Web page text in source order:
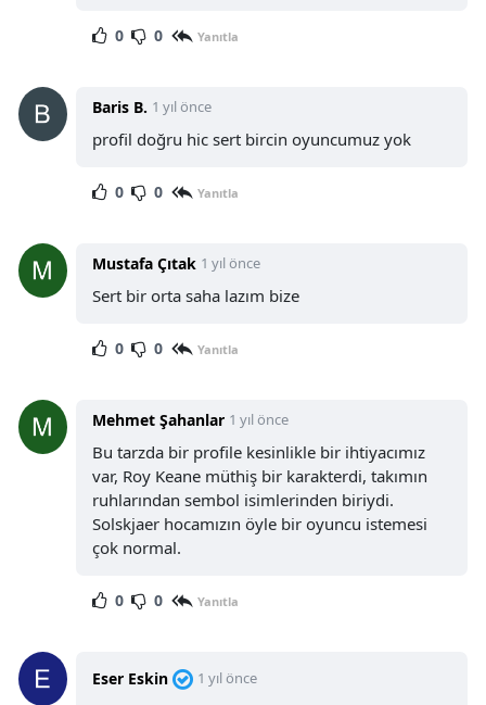
0 0 Yanıtla
Baris B. 1 yıl önce
profil doğru hic sert bircin oyuncumuz yok
0 0 Yanıtla
Mustafa Çıtak 1 yıl önce
Sert bir orta saha lazım bize
0 0 Yanıtla
Mehmet Şahanlar 1 yıl önce
Bu tarzda bir profile kesinlikle bir ihtiyacımız
var, Roy Keane müthiş bir karakterdi, takımın
ruhlarından sembol isimlerinden biriydi.
Solskjaer hocamızın öyle bir oyuncu istemesi
çok normal.
0 0 Yanıtla
Eser Eskin 1 yıl önce